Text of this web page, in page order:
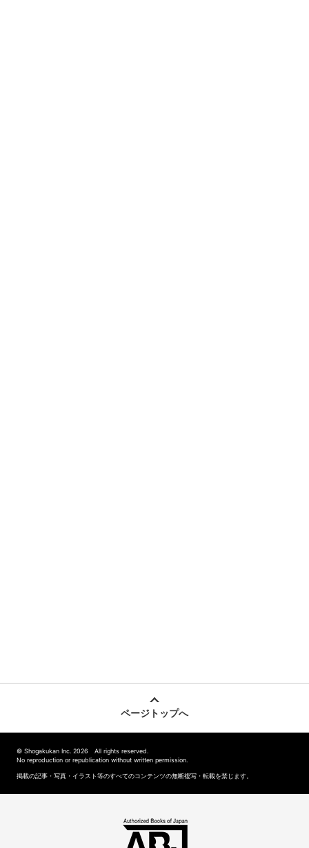
ページトップへ
© Shogakukan Inc. 2026 All rights reserved.
No reproduction or republication without written permission.
掲載の記事・写真・イラスト等のすべてのコンテンツの無断複写・転載を禁じます。